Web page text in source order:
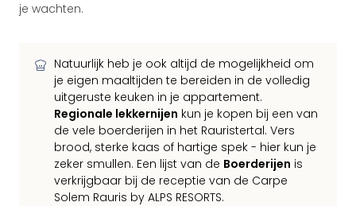
je wachten.
Natuurlijk heb je ook altijd de mogelijkheid om
je eigen maaltijden te bereiden in de volledig
uitgeruste keuken in je appartement.
Regionale lekkernijen kun je kopen bij een van
de vele boerderijen in het Rauristertal. Vers
brood, sterke kaas of hartige spek - hier kun je
zeker smullen. Een lijst van de Boerderijen is
verkrijgbaar bij de receptie van de Carpe
Solem Rauris by ALPS RESORTS.